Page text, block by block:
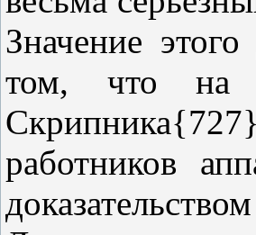
Значение
том, что на
работников